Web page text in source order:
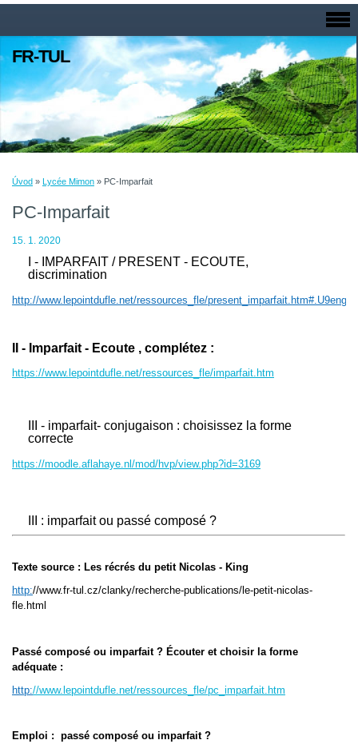
FR-TUL
Úvod » Lycée Mimon » PC-Imparfait
PC-Imparfait
15. 1. 2020
I - IMPARFAIT / PRESENT - ECOUTE,
discrimination
http://www.lepointdufle.net/ressources_fle/
II - Imparfait - Ecoute , complétez :
https://www.lepointdufle.net/ressources_fle/imparfait.htm
III - imparfait- conjugaison : choisissez la forme
correcte
https://moodle.aflahaye.nl/mod/hvp/view.php?id=3169
III : imparfait ou passé composé ?
Texte source : Les récrés du petit Nicolas - King
http://www.fr-tul.cz/clanky/recherche-publications/le-petit-nicolas-
fle.html
Passé composé ou imparfait ? Écouter et choisir la forme
adéquate :
http://www.lepointdufle.net/ressources_fle/pc_imparfait.htm
Emploi : passé composé ou imparfait ?